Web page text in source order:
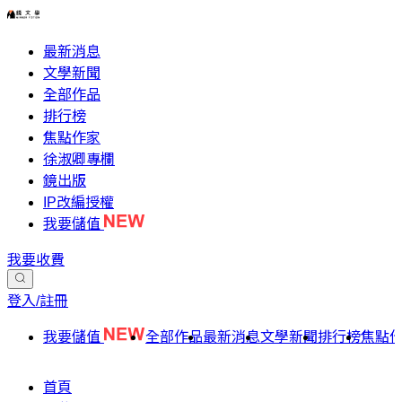
最新消息
文學新聞
全部作品
排行榜
焦點作家
徐淑卿專欄
鏡出版
IP改編授權
我要儲值
我要收費
登入/註冊
我要儲值 全部作品最新消息文學新聞排行榜焦點
首頁